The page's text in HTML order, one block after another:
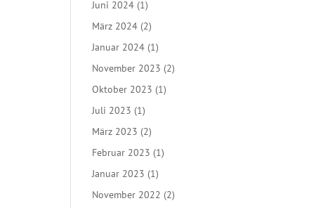
Juni 2024 (1)
März 2024 (2)
Januar 2024 (1)
November 2023 (2)
Oktober 2023 (1)
Juli 2023 (1)
März 2023 (2)
Februar 2023 (1)
Januar 2023 (1)
November 2022 (2)